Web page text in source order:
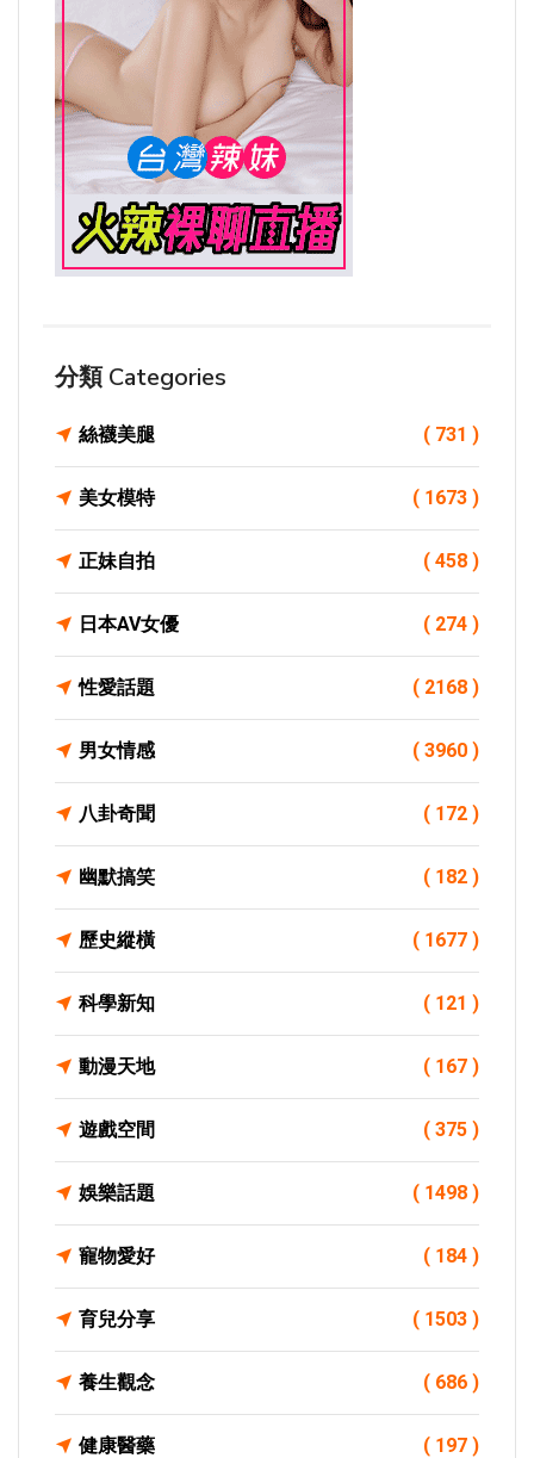
分類 Categories
絲襪美腿 ( 731 )
美女模特 ( 1673 )
正妹自拍 ( 458 )
日本AV女優 ( 274 )
性愛話題 ( 2168 )
男女情感 ( 3960 )
八卦奇聞 ( 172 )
幽默搞笑 ( 182 )
歷史縱橫 ( 1677 )
科學新知 ( 121 )
動漫天地 ( 167 )
遊戲空間 ( 375 )
娛樂話題 ( 1498 )
寵物愛好 ( 184 )
育兒分享 ( 1503 )
養生觀念 ( 686 )
健康醫藥 ( 197 )